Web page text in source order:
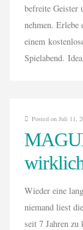
befreite Geister
nehmen.
einem
Spielabend.
Posted on Juli 11,
Wieder eine
niemand liest
seit 7 Jahren zu